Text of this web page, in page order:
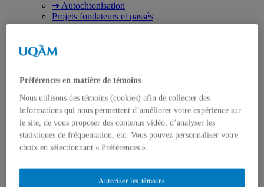
➜ Autochtonisation
Projets fondateurs et passés
Publications
Publications des membres
Publications du Centr’ERE
Formation
Place aux étudiant.e.s
Ressources en ERE
Engagement écosocial
Vers une Stratégie québécoise
Contributions aux débats publics
Préférences en matière de témoins
Nous utilisons des témoins (cookies) afin de collecter des
informations qui nous permettent d’améliorer votre expérience sur
le site, de vous proposer des contenus vidéo, d’analyser les
statistiques de fréquentation, etc. Vous pouvez personnaliser votre
choix en sélectionnant « Préférences ».
Autoriser les témoins